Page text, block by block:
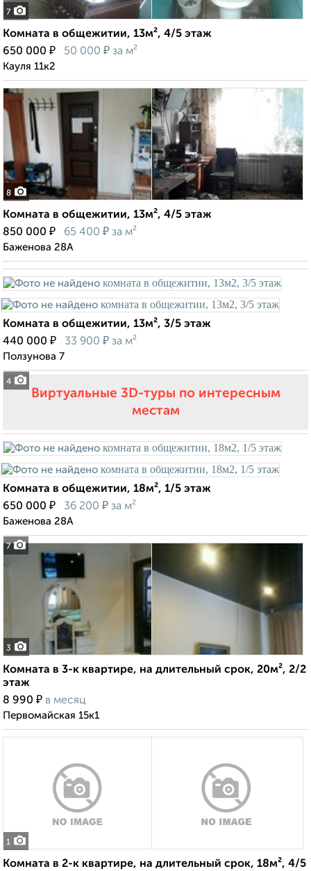
7
Комната в общежитии, 13м², 4/5 этаж
650 000 ₽ 50 000 ₽ за м²
Кауля 11к2
8
Комната в общежитии, 13м², 4/5 этаж
850 000 ₽ 65 400 ₽ за м²
Баженова 28А
4
Комната в общежитии, 13м², 3/5 этаж
440 000 ₽ 33 900 ₽ за м²
Ползунова 7
Виртуальные 3D-туры по интересным
местам
7
Комната в общежитии, 18м², 1/5 этаж
650 000 ₽ 36 200 ₽ за м²
Баженова 28А
3
Комната в 3-к квартире, на длительный срок, 20м², 2/2
этаж
8 990 ₽ в месяц
Первомайская 15к1
1
Комната в 2-к квартире, на длительный срок, 18м², 4/5